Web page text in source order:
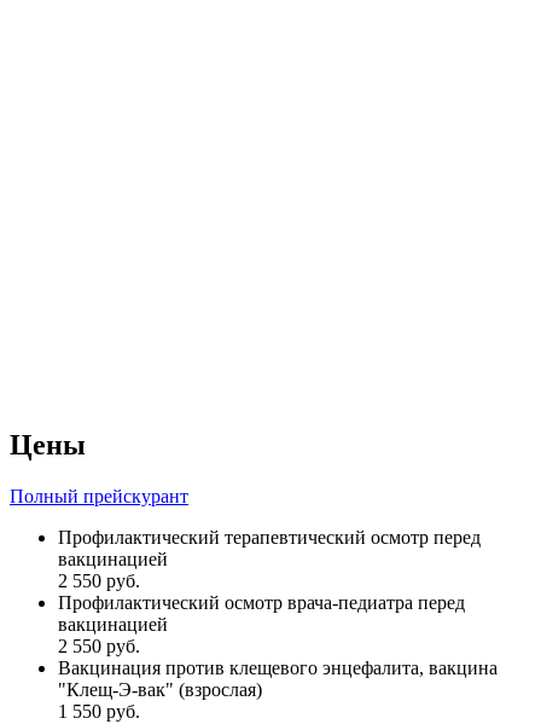
Цены
Полный прейскурант
Профилактический терапевтический осмотр перед
вакцинацией
2 550 руб.
Профилактический осмотр врача-педиатра перед
вакцинацией
2 550 руб.
Вакцинация против клещевого энцефалита, вакцина
"Клещ-Э-вак" (взрослая)
1 550 руб.